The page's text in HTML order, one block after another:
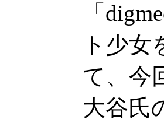
「
ト少
て、今
大谷氏